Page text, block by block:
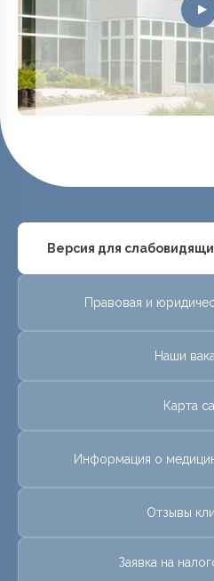
Версия для
Правовая и
Наши
Карта
Информация о
Отзывы
Заявка на